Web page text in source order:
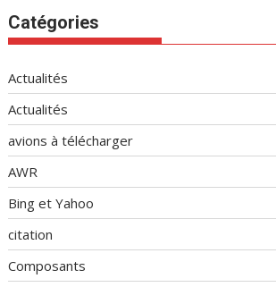
Catégories
Actualités
Actualités
avions à télécharger
AWR
Bing et Yahoo
citation
Composants